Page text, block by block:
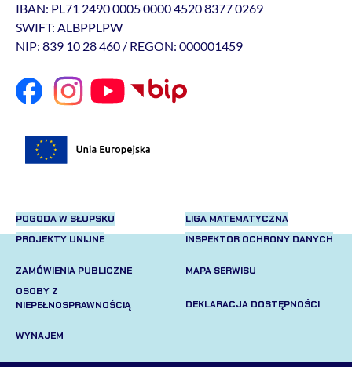
IBAN: PL71 2490 0005 0000 4520 8377 0269
SWIFT: ALBPPLPW
NIP: 839 10 28 460 / REGON: 000001459
POGODA W SŁUPSKU
PROJEKTY UNIJNE
LIGA MATEMATYCZNA
INSPEKTOR OCHRONY DANYCH
ZAMÓWIENIA PUBLICZNE
OSOBY Z
NIEPEŁNOSPRAWNOŚCIĄ
MAPA SERWISU
DEKLARACJA DOSTĘPNOŚCI
WYNAJEM